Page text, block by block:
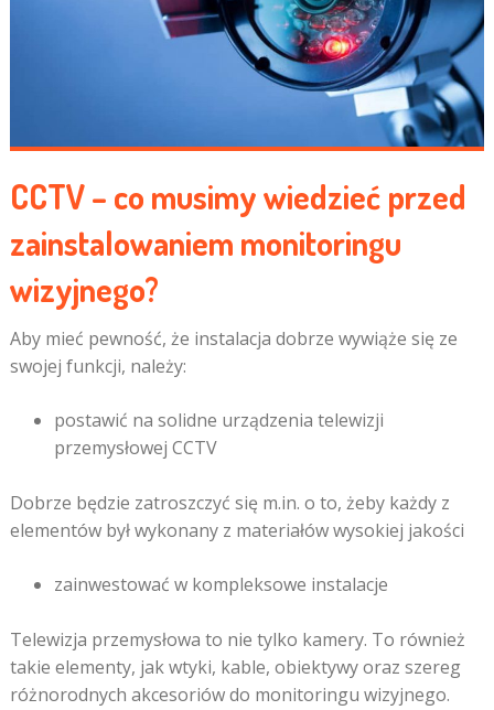
CCTV – co musimy wiedzieć przed
zainstalowaniem monitoringu
wizyjnego?
Aby mieć pewność, że instalacja dobrze wywiąże się ze
swojej funkcji, należy:
postawić na solidne urządzenia telewizji
przemysłowej CCTV
Dobrze będzie zatroszczyć się m.in. o to, żeby każdy z
elementów był wykonany z materiałów wysokiej jakości
zainwestować w kompleksowe instalacje
Telewizja przemysłowa to nie tylko kamery. To również
takie elementy, jak wtyki, kable, obiektywy oraz szereg
różnorodnych akcesoriów do monitoringu wizyjnego.